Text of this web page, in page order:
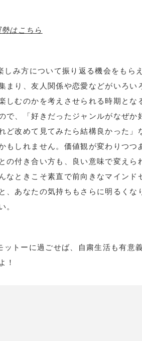
はこちら
み方について振り返る機会をもらえ
まり、友人関係や恋愛などがいろい
しむのかを考えさせられる時期とな
で、「好きだったジャンルがなぜか
ど改めて見てみたら結構良かった」
もしれません。価値観が変わりつつ
の付き合い方も、良い意味で変えら
なときこそ素直で前向きなマインド
、あなたの気持ちもさらに明るくな
。
トーに過ごせば、自粛生活も有意
！